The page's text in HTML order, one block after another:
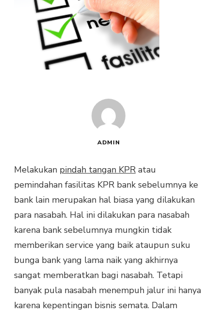
ADMIN
Melakukan pindah tangan KPR atau
pemindahan fasilitas KPR bank sebelumnya ke
bank lain merupakan hal biasa yang dilakukan
para nasabah. Hal ini dilakukan para nasabah
karena bank sebelumnya mungkin tidak
memberikan service yang baik ataupun suku
bunga bank yang lama naik yang akhirnya
sangat memberatkan bagi nasabah. Tetapi
banyak pula nasabah menempuh jalur ini hanya
karena kepentingan bisnis semata. Dalam